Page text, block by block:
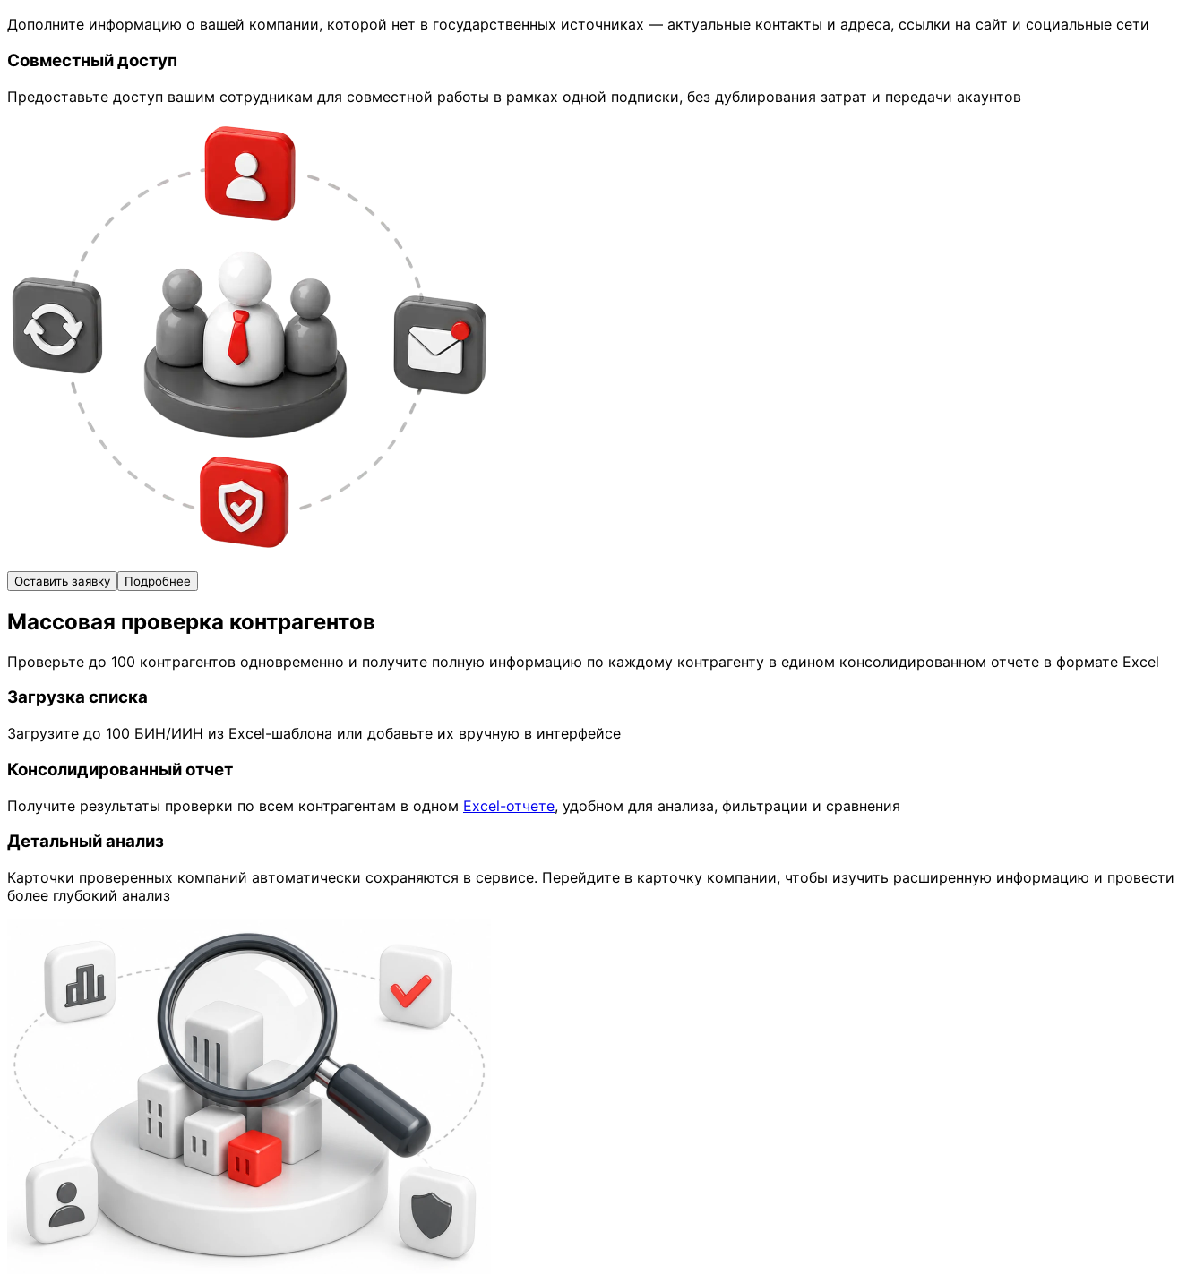
Дополните информацию о вашей компании, которой нет в государственных источниках — актуальные контакты и адреса, ссылки на сайт и социальные сети
Совместный доступ
Предоставьте доступ вашим сотрудникам для совместной работы в рамках одной подписки, без дублирования затрат и передачи акаунтов
Оставить заявку Подробнее
Массовая проверка контрагентов
Проверьте до 100 контрагентов одновременно и получите полную информацию по каждому контрагенту в едином консолидированном отчете в формате Excel
Загрузка списка
Загрузите до 100 БИН/ИИН из Excel-шаблона или добавьте их вручную в интерфейсе
Консолидированный отчет
Получите результаты проверки по всем контрагентам в одном Excel-отчете, удобном для анализа, фильтрации и сравнения
Детальный анализ
Карточки проверенных компаний автоматически сохраняются в сервисе. Перейдите в карточку компании, чтобы изучить расширенную информацию и провести
более глубокий анализ